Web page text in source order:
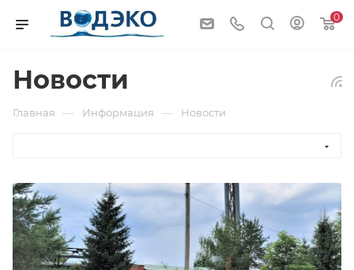
0
Новости
Главная — Информация — Новости